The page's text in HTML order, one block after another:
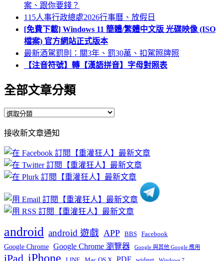
案、跟你要錢？
115人事行政總處2026行事曆、放假日
[免費下載] Windows 11 簡體/繁體中文版 光碟映像 (ISO
檔案) 官方網站正式版本
最新酒駕罰則：關3年、罰30萬、扣駕照牌照
【注音符號】轉【漢語拼音】字母對照表
全部文章分類
全
文
章
分
類
接收新文章通知
android android 遊戲 APP BBS Facebook
Google Chrome Google Chrome 瀏覽器 Google 與其他 Google 應用
iPhone